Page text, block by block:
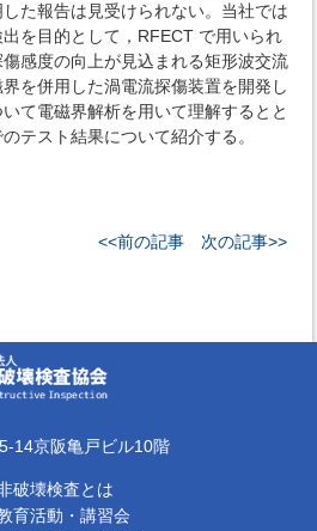
た報告は見受けられない。当社では
を目的として，RFECT で用いられ
感度の向上が見込まれる矩形波交流
を併用した渦電流探傷装置を開発し
て電磁界解析を用いて理解するとと
テスト結果について紹介する。
<<前の記事 次の記事>>
14京阪亀戸ビル10階
破壊検査とは
育活動・講習会